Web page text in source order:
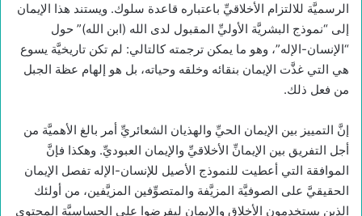
الرسميَّة للالتزام الأخلاقيِّ باعتباره قاعدة سلوك. ويستند هذا الإيمان
إلى “نموذج البشريَّة الأوليِّ المقبول لدى الله (ابن الله)” حول
“الإنسان-الإله”، وهو ما يمكن ترجمته كالتالي: لم تكن تاريخيَّة يسوع
هي التي غذَّت الإيمان بنقائه وخلقه وحياته، بل هو إلهام عظة الجبل
من فعل ذلك.
إنَّ التمييز بين الإيمان الحيِّ والهذيان الشعائريِّ أمر بالغ الأهميَّة من
أجل التفريق بين الإيمانِّ الأخلاقيِّ والإيمان العبوديِّ. وهكذا فإنَّ
الموافقة التي أعطيت للنموذج الأصيل للإنسان-الإله تفصل الإيمان
الحقيقيَّ على الصوفيَّة المزيَّفة والمتصوِّفين المزيَّفين، من أولئك
الذين يستخدمون الأخلاق والإيمان ليفرضوا على الحساسيَّة المحتوى